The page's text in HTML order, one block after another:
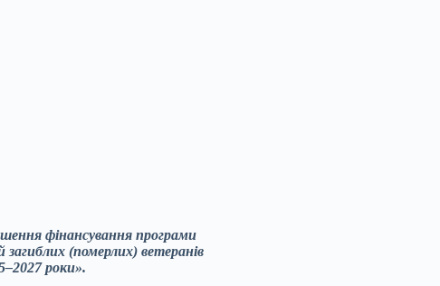
фінансування програми
загиблих (померлих) ветеранів
роки».